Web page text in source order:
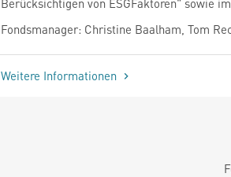
Fondsmanager: Christine Baalham, Tom
Weitere Informationen